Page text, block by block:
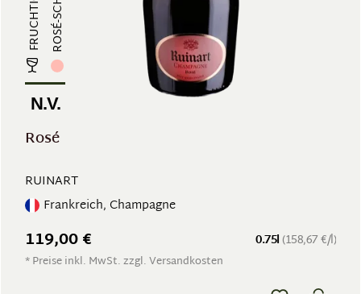
N.V.
Rosé
RUINART
Frankreich, Champagne
0.75l (158,67 €/l)
119,00 €
* Preise inkl. MwSt. zzgl. Versandkosten